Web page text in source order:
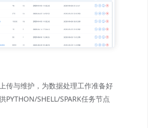
传与维护，为数据处理工作准备好
PYTHON/SHELL/SPARK任务节点